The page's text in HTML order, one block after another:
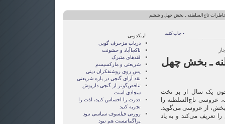
تاج‌السلطنه ـ بخش چهل و ششم
• چاپ کنید
ـ بخش چهل
یک سال از بر تخت
تاج‌السلطنه را
بخش، از عروسی می‌گوید.
تعریف می‌کند و به یاد
لینکدونی
درباب مزخرف گویی
ناکجاآباد و خشونت
قندهای متبرک
شریعتی و مارکسیسم
پس روی روشنفکران دینی
نقد آرای گنجی در باره شریعتی
تناقض‌گوتر از گنجی داريوش
سجادی است
قدرت را احساس کنید، لذت را
تجربه کنید
رورتی فيلسوف سياسی نبود
پراگماتيست هم نبود